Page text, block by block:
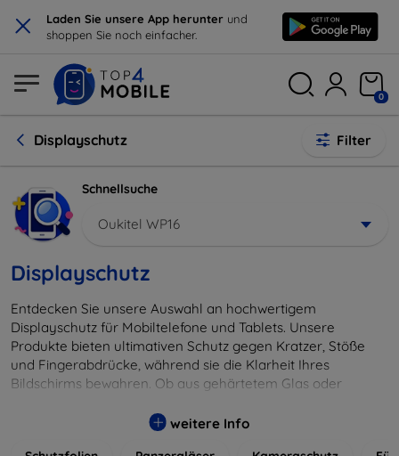
× Laden Sie unsere App herunter und
shoppen Sie noch einfacher.
0
Displayschutz Filter
Schnellsuche
Oukitel WP16
Displayschutz
Entdecken Sie unsere Auswahl an hochwertigem
Displayschutz für Mobiltelefone und Tablets. Unsere
Produkte bieten ultimativen Schutz gegen Kratzer, Stöße
und Fingerabdrücke, während sie die Klarheit Ihres
Bildschirms bewahren. Ob aus gehärtetem Glas oder
installieren und passgenau für jedes Gerät, um eine
weitere Info